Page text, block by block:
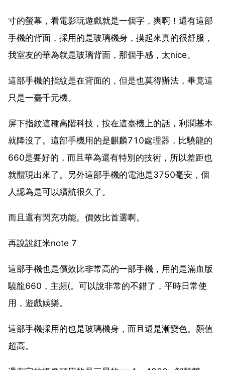
寸的螢幕，看電影玩遊戲就是一個字，爽啊！還有這部
手機的背面，採用的是玻璃機身，摸起來真的很舒服，
我室友的華為就是玻璃背面，那個手感，太nice。
這部手機的指紋是在背面的，但是也莫得辦法，畢竟這
只是一臺千元機。
屏下指紋這種高階科技，按在這臺機上的話，利潤基本
就降沒了。這部手機用的是麒麟710處理器，比驍龍的
660是要好的，而且華為還有特別的技術，所以差距也
就體現出來了。另外這部手機的電池是3750毫安，個
人認為是可以續航很久了。
而且還有閃充功能。價效比首選啊。
再說說紅米note 7
這部手機也是價效比非常高的一部手機，用的是滿血版
驍龍660，主頻(。可以說非常的不錯了，平時日常使
用，遊戲娛樂。
這部手機採用的也是玻璃機身，而且還是漸變色。顏值
超高。